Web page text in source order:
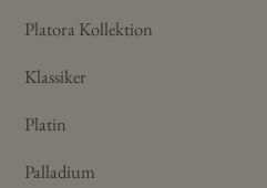
Platora Kollektion
Klassiker
Platin
Palladium